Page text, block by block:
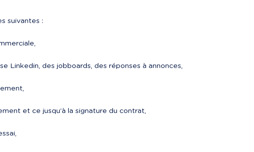
suivantes :
Linkedin, des jobboards, des réponses à annonces,
et ce jusqu’à la signature du contrat,